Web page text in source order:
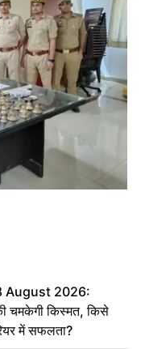
August 2026:
चमकेगी किस्मत, किसे
में सफलता?